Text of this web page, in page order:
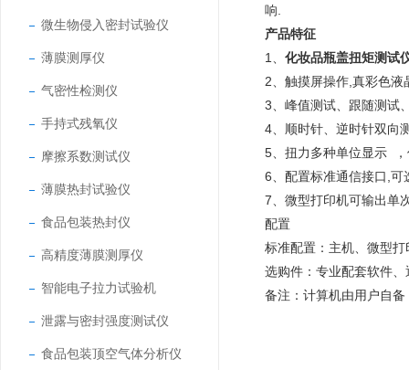
微生物侵入密封试验仪
薄膜测厚仪
气密性检测仪
手持式残氧仪
摩擦系数测试仪
薄膜热封试验仪
食品包装热封仪
高精度薄膜测厚仪
智能电子拉力试验机
泄露与密封强度测试仪
食品包装顶空气体分析仪
响.
产品特征
1、 化妆品瓶盖扭矩测试
2、触摸屏操作,真彩色
3、峰值测试、跟随测试
4、顺时针、逆时针双向
5、扭力多种单位显示
6、配置标准通信接口,可
7、微型打印机可输出单
配置
标准配置：主机、微型
选购件：专业配套软件
备注：计算机由用户自